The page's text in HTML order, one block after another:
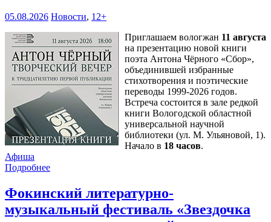
05.08.2026 Новости, 12+
Приглашаем вологжан 11 августа
на презентацию новой книги
поэта Антона Чёрного «Сбор»,
объединившей избранные
стихотворения и поэтические
переводы 1999-2026 годов.
Встреча состоится в зале редкой
книги Вологодской областной
универсальной научной
библиотеки (ул. М. Ульяновой, 1).
Начало в 18 часов.
Афиша
Подробнее
Фокинский литературно-
музыкальный фестиваль «Звездочка